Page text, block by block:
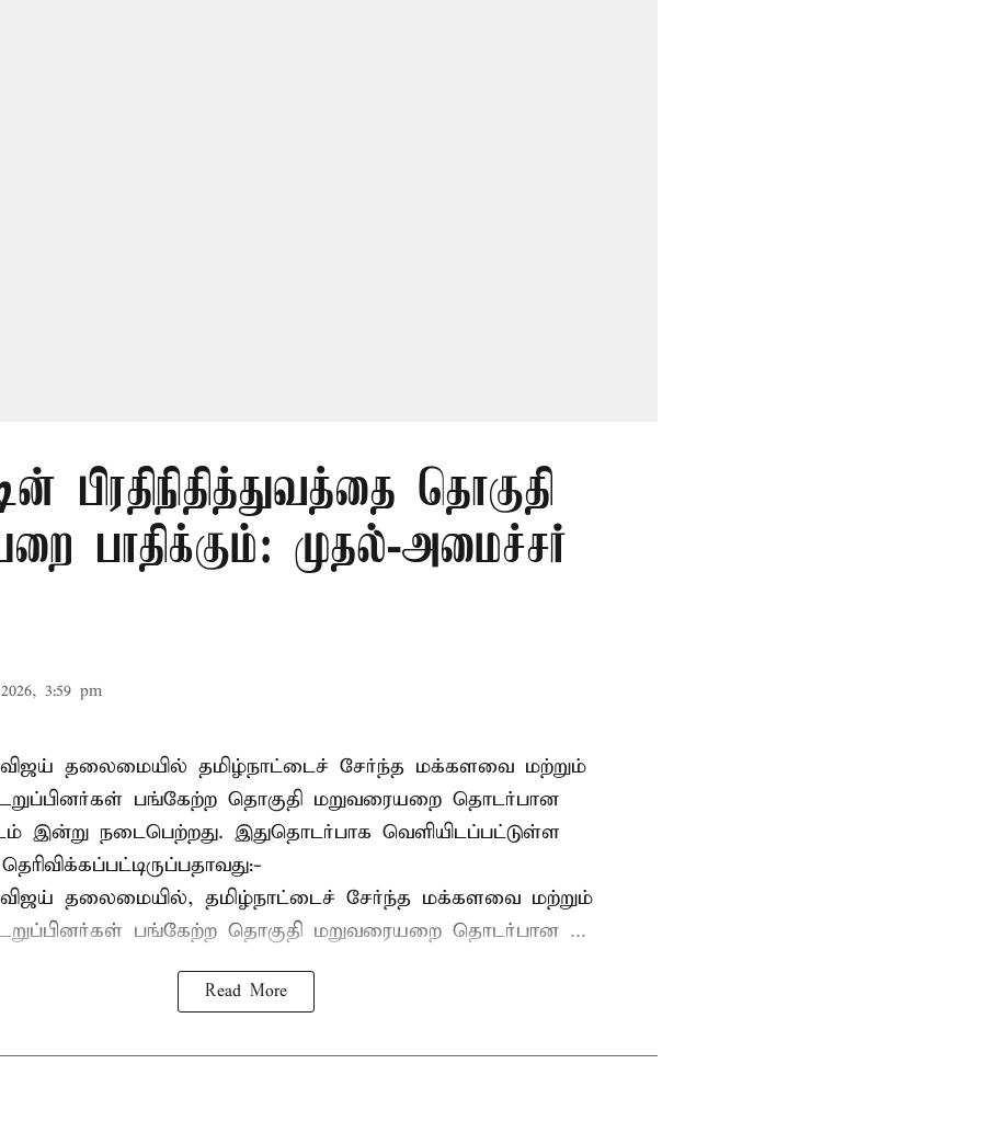
பிரதிநிதித்துவத்தை தொகுதி
பாதிக்கும்: முதல்-அமைச்சர்
3:59 pm
தலைமையில் தமிழ்நாட்டைச் சேர்ந்த மக்களவை மற்றும்
பங்கேற்ற தொகுதி மறுவரையறை தொடர்பான
இன்று நடைபெற்றது. இதுதொடர்பாக வெளியிடப்பட்டுள்ள
தலைமையில், தமிழ்நாட்டைச் சேர்ந்த மக்களவை மற்றும்
பங்கேற்ற தொகுதி மறுவரையறை தொடர்பான ...
Read More